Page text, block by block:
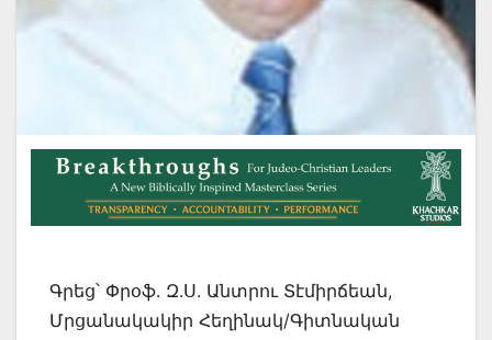
Գրեց՝ Փրօֆ. Զ.Ս. Անտրու Տէմիրճեան,
Մրցանակակիր Հեղինակ/Գիտնական